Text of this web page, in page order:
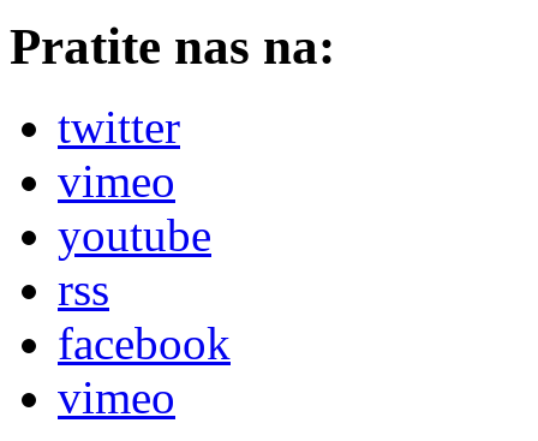
Pratite nas na:
twitter
vimeo
youtube
rss
facebook
vimeo